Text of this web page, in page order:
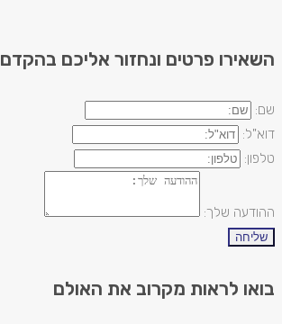
השאירו פרטים ונחזור אליכם בהקדם
שם:
דוא"ל:
טלפון:
ההודעה שלך:
שליחה
בואו לראות מקרוב את האולם